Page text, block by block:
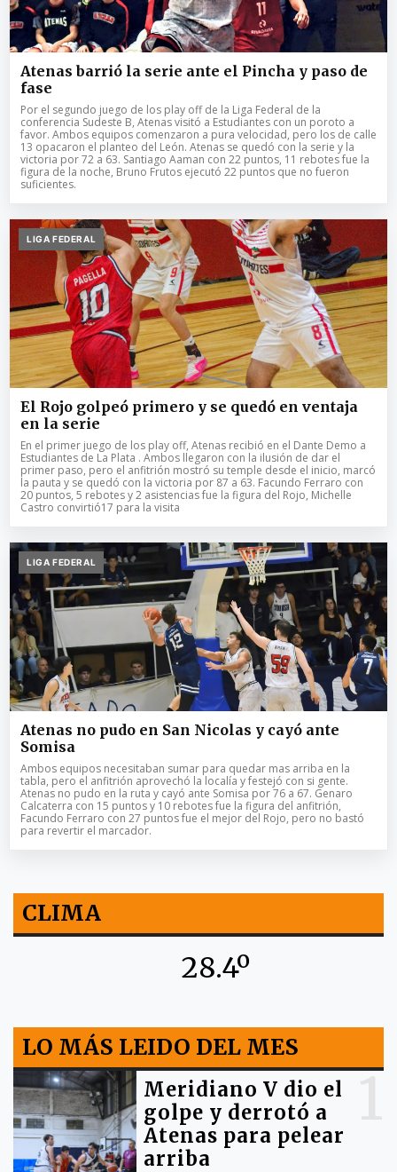
Atenas barrió la serie ante el Pincha y paso de
fase
Por el segundo juego de los play off de la Liga Federal de la
conferencia Sudeste B, Atenas visitó a Estudiantes con un poroto a
favor. Ambos equipos comenzaron a pura velocidad, pero los de calle
13 opacaron el planteo del León. Atenas se quedó con la serie y la
victoria por 72 a 63. Santiago Aaman con 22 puntos, 11 rebotes fue la
figura de la noche, Bruno Frutos ejecutó 22 puntos que no fueron
suficientes.
LIGA FEDERAL
El Rojo golpeó primero y se quedó en ventaja
en la serie
En el primer juego de los play off, Atenas recibió en el Dante Demo a
Estudiantes de La Plata . Ambos llegaron con la ilusión de dar el
primer paso, pero el anfitrión mostró su temple desde el inicio, marcó
la pauta y se quedó con la victoria por 87 a 63. Facundo Ferraro con
20 puntos, 5 rebotes y 2 asistencias fue la figura del Rojo, Michelle
Castro convirtió17 para la visita
LIGA FEDERAL
Atenas no pudo en San Nicolas y cayó ante
Somisa
Ambos equipos necesitaban sumar para quedar mas arriba en la
tabla, pero el anfitrión aprovechó la localía y festejó con si gente.
Atenas no pudo en la ruta y cayó ante Somisa por 76 a 67. Genaro
Calcaterra con 15 puntos y 10 rebotes fue la figura del anfitrión,
Facundo Ferraro con 27 puntos fue el mejor del Rojo, pero no bastó
para revertir el marcador.
CLIMA
28.4º
LO MÁS LEIDO DEL MES
Meridiano V dio el
golpe y derrotó a
Atenas para pelear
arriba